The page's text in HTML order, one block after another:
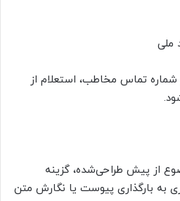
ملی
شماره تماس مخاطب، استعلام از
از میان ۱۱ موضوع از پیش طراحی‌شده، گزینه
به بارگذاری پیوست یا نگارش متن